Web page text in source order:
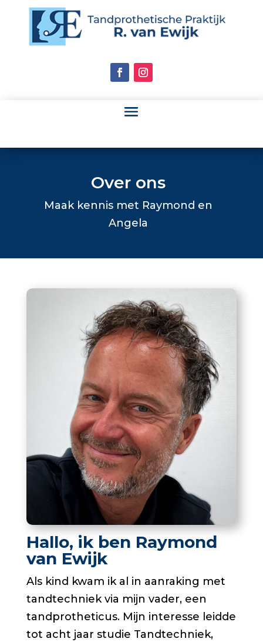
Over ons
Maak kennis met Raymond en
Angela
Hallo, ik ben Raymond
van Ewijk
Als kind kwam ik al in aanraking met
tandtechniek via mijn vader, een
tandprotheticus. Mijn interesse leidde
tot acht jaar studie Tandtechniek,